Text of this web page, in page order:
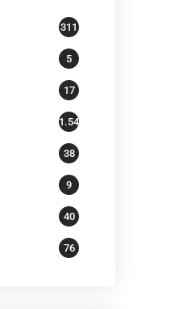
311
5
17
1.541
38
9
40
76